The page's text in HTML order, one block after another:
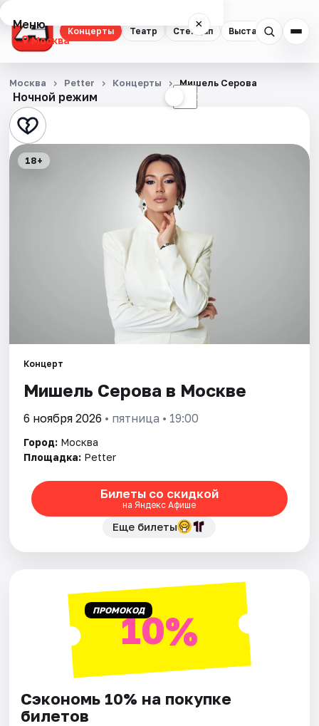
Концерты Театр Стендап Выставки
Меню ×
Москва
Концерты
Театр
Стендап
Площадки
Артисты
Рейтинги
Ночной режим ☾
Москва Petter Концерты Мишель Серова
18+
Концерт
Мишель Серова в Москве
6 ноября 2026 • пятница • 19:00
Город: Москва
Площадка: Petter
Билеты со скидкой
на Яндекс Афише
Еще билеты
ПРОМОКОД10%
Сэкономь 10% на покупке
билетов